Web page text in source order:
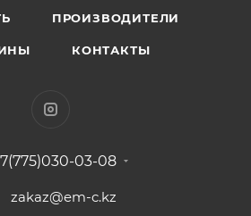
ПРОИЗВОДИТЕЛИ
КОНТАКТЫ
03-08
zakaz@em-c.kz